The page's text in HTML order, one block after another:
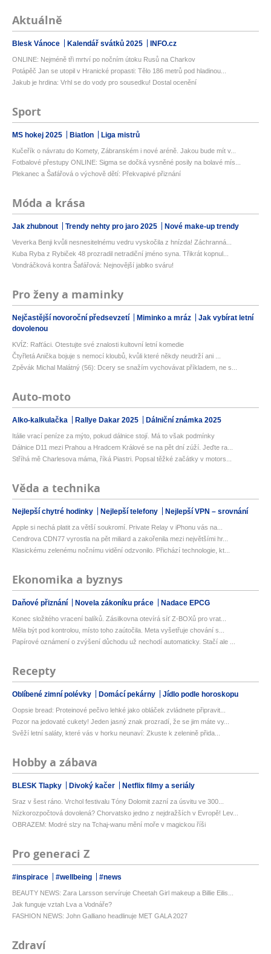
Aktuálně
Blesk Vánoce Kalendář svátků 2025 INFO.cz
ONLINE: Nejméně tři mrtví po nočním útoku Rusů na Charkov
Potápěč Jan se utopil v Hranické propasti: Tělo 186 metrů pod hladinou...
Jakub je hrdina: Vrhl se do vody pro sousedku! Dostal ocenění
Sport
MS hokej 2025 Biatlon Liga mistrů
Kučeřík o návratu do Komety, Zábranském i nové aréně. Jakou bude mít v...
Fotbalové přestupy ONLINE: Sigma se dočká vysněné posily na bolavé mís...
Plekanec a Šafářová o výchově dětí: Překvapivé přiznání
Móda a krása
Jak zhubnout Trendy nehty pro jaro 2025 Nové make-up trendy
Veverka Benji kvůli nesnesitelnému vedru vyskočila z hnízda! Záchranná...
Kuba Ryba z Rybiček 48 prozradil netradiční jméno syna. Třikrát kopnul...
Vondráčková kontra Šafářová: Nejnovější jablko sváru!
Pro ženy a maminky
Nejčastější novoroční předsevzetí Miminko a mráz
Jak vybírat letní
dovolenou
KVÍZ: Rafťáci. Otestujte své znalosti kultovní letní komedie
Čtyřletá Anička bojuje s nemocí kloubů, kvůli které někdy neudrží ani ...
Zpěvák Michal Malátný (56): Dcery se snažím vychovávat příkladem, ne s...
Auto-moto
Alko-kalkulačka Rallye Dakar 2025 Dálniční známka 2025
Itálie vrací peníze za mýto, pokud dálnice stojí. Má to však podmínky
Dálnice D11 mezi Prahou a Hradcem Králové se na pět dní zúží. Jeďte ra...
Stříhá mě Charlesova máma, říká Piastri. Popsal těžké začátky v motors...
Věda a technika
Nejlepší chytré hodinky Nejlepší telefony Nejlepší VPN – srovnání
Apple si nechá platit za větší soukromí. Private Relay v iPhonu vás na...
Cendrova CDN77 vyrostla na pět miliard a zakořenila mezi největšími hr...
Klasickému zelenému nočnímu vidění odzvonilo. Přichází technologie, kt...
Ekonomika a byznys
Daňové přiznání Novela zákoníku práce Nadace EPCG
Konec složitého vracení balíků. Zásilkovna otevírá síť Z-BOXů pro vrat...
Měla být pod kontrolou, místo toho zaútočila. Meta vyšetřuje chování s...
Papírové oznámení o zvýšení důchodu už nechodí automaticky. Stačí ale ...
Recepty
Oblíbené zimní polévky Domácí pekárny Jídlo podle horoskopu
Oopsie bread: Proteinové pečivo lehké jako obláček zvládnete připravit...
Pozor na jedovaté cukety! Jeden jasný znak prozradí, že se jim máte vy...
Svěží letní saláty, které vás v horku neunaví: Zkuste k zelenině přida...
Hobby a zábava
BLESK Tlapky Divoký kačer Netflix filmy a seriály
Sraz v šest ráno. Vrchol festivalu Tóny Dolomit zazní za úsvitu ve 300...
Nízkorozpočtová dovolená? Chorvatsko jedno z nejdražších v Evropě! Lev...
OBRAZEM: Modré slzy na Tchaj-wanu mění moře v magickou říši
Pro generaci Z
#inspirace #wellbeing #news
BEAUTY NEWS: Zara Larsson servíruje Cheetah Girl makeup a Billie Eilis...
Jak funguje vztah Lva a Vodnáře?
FASHION NEWS: John Galliano headlinuje MET GALA 2027
Zdraví